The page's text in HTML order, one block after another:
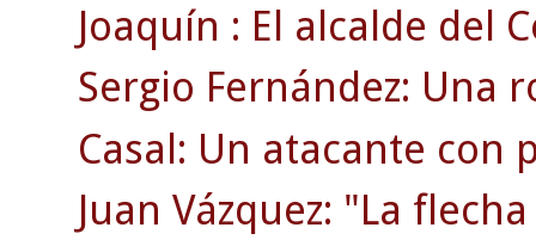
Joaquín : El alcalde del
Sergio Fernández: Una
Casal: Un atacante con
Juan Vázquez: "La